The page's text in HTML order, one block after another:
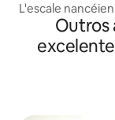
L'escale
pessoasOutros